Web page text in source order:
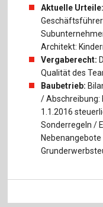
Aktuelle Urteile:
Architekt:
Vergaberecht:
Qualität des
Baubetrieb:
/ Abschreibung:
1.1.2016
Sonderregeln /
Nebenangebote